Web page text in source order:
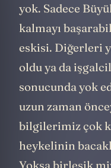
yok. Sadece
kalmayı
eskisi. Diğerleri
oldu ya da
sonucunda yok
uzun zaman
bilgilerimiz çok
heykelinin
Yoksa birleşik